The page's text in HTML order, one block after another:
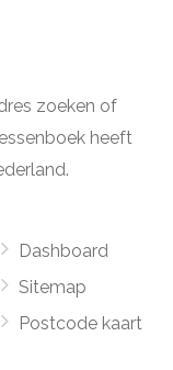
zoeken of
heeft
Dashboard
Sitemap
Postcode kaart